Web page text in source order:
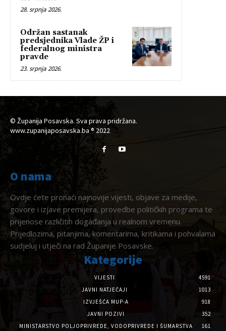
28. srpnja 2026.
Održan sastanak
predsjednika Vlade ŽP i
federalnog ministra
pravde
23. srpnja 2026.
© Županija Posavska. Sva prava pridržana.
www.zupanijaposavska.ba ® 2022
O nama
Ovdje ćete pronaći najnovije vijesti, objave za medije,
govore i izjave premijera, provedbe političkih programa te
prijenose različitih događanja u realnom vremenu.
Prijedlozima, pitanjima, komentarima, kritikama i pohvalama
sudjeluj i utječi na rad Županije Posavske.
Kategorije
VIJESTI
4591
JAVNI NATJEČAJI
1013
IZVJEŠĆA MUP-A
918
JAVNI POZIVI
352
MINISTARSTVO POLJOPRIVREDE, VODOPRIVREDE I ŠUMARSTVA
161